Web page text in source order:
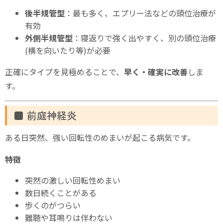
後半規管型 ：最も多く、エプリー法などの頭位治療が
有効
外側半規管型 ：寝返りで強く出やすく、別の頭位治療
(横を向いたり等)が必要
正確にタイプを見極めることで、 早く・確実に改善しま
す。
■ 前庭神経炎
ある日突然、強い回転性のめまいが起こる病気です。
特徴
突然の激しい回転性めまい
数日続くことがある
歩くのがつらい
難聴や耳鳴りは伴わない